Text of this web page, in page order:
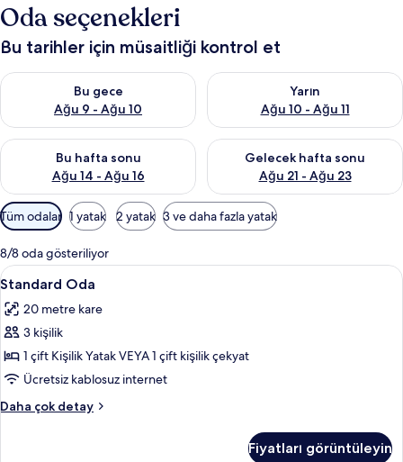
Oda seçenekleri
Bu tarihler için müsaitliği kontrol et
Bu gece
Ağu 9 - Ağu 10
Bu gece için müsaitliği kontrol et Ağu 9 - Ağu 10
Yarın
Ağu 10 - Ağu 11
Yarın için müsaitliği kontrol et
Bu hafta sonu
Ağu 14 - Ağu 16
Bu hafta sonu için müsaitliği kontrol et Ağu 14 - Ağu 16
Gelecek hafta sonu
Ağu 21 - Ağu 23
Önümüzdeki hafta sonu için
Odalar
için
mevcut
filtreler
Tüm odalar 1 yatak 2 yatak 3 ve daha fazla yatak
8/8 oda gösteriliyor
Standard
Oda
için
tüm
fotoğrafları
görün
Standard Oda | Ücretsiz minibar,
6
Standard Oda
20 metre kare
3 kişilik
1 çift Kişilik Yatak VEYA 1 çift kişilik çekyat
Ücretsiz kablosuz internet
Daha çok detay
Standard
Fiyatları görüntüleyin